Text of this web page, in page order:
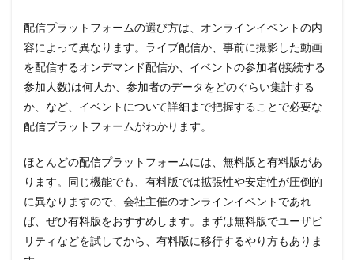
配信プラットフォームの選び方は、オンラインイベントの内
容によって異なります。ライブ配信か、事前に撮影した動画
を配信するオンデマンド配信か、イベントの参加者(接続する
参加人数)は何人か、参加者のデータをどのぐらい集計する
か、など、イベントについて詳細まで把握することで必要な
配信プラットフォームがわかります。
ほとんどの配信プラットフォームには、無料版と有料版があ
ります。同じ機能でも、有料版では拡張性や安定性が圧倒的
に異なりますので、会社主催のオンラインイベントであれ
ば、ぜひ有料版をおすすめします。まずは無料版でユーザビ
リティなどを試してから、有料版に移行するやり方もありま